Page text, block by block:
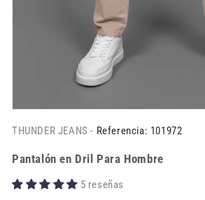
THUNDER JEANS - Referencia: 101972
Pantalón en Dril Para Hombre
5 reseñas